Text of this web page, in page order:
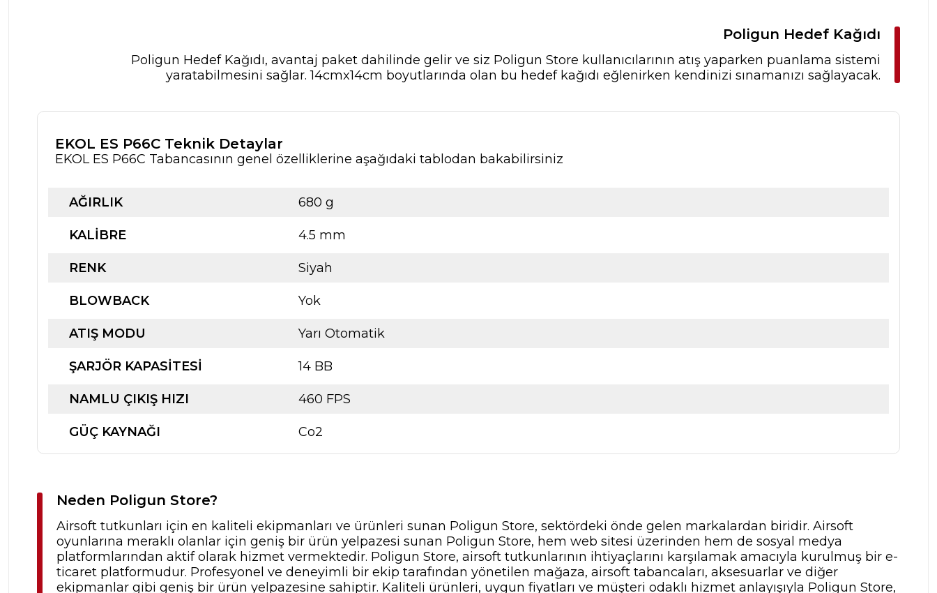
Poligun Hedef Kağıdı
Poligun Hedef Kağıdı, avantaj paket dahilinde gelir ve siz Poligun Store kullanıcılarının atış yaparken puanlama sistemi
yaratabilmesini sağlar. 14cmx14cm boyutlarında olan bu hedef kağıdı eğlenirken kendinizi sınamanızı sağlayacak.
EKOL ES P66C Teknik Detaylar
EKOL ES P66C Tabancasının genel özelliklerine aşağıdaki tablodan bakabilirsiniz
AĞIRLIK 680 g
KALİBRE 4.5 mm
RENK Siyah
BLOWBACK Yok
ATIŞ MODU Yarı Otomatik
ŞARJÖR KAPASİTESİ 14 BB
NAMLU ÇIKIŞ HIZI 460 FPS
GÜÇ KAYNAĞI Co2
Neden Poligun Store?
Airsoft tutkunları için en kaliteli ekipmanları ve ürünleri sunan Poligun Store, sektördeki önde gelen markalardan biridir. Airsoft
oyunlarına meraklı olanlar için geniş bir ürün yelpazesi sunan Poligun Store, hem web sitesi üzerinden hem de sosyal medya
platformlarından aktif olarak hizmet vermektedir. Poligun Store, airsoft tutkunlarının ihtiyaçlarını karşılamak amacıyla kurulmuş bir e-
ticaret platformudur. Profesyonel ve deneyimli bir ekip tarafından yönetilen mağaza, airsoft tabancaları, aksesuarlar ve diğer
ekipmanlar gibi geniş bir ürün yelpazesine sahiptir. Kaliteli ürünleri, uygun fiyatları ve müşteri odaklı hizmet anlayışıyla Poligun Store,